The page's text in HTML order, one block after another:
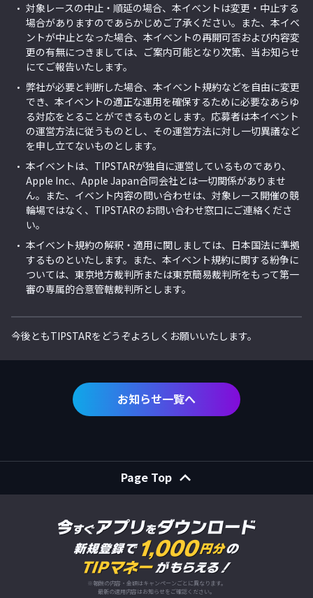
対象レースの中止・順延の場合、本イベントは変更・中止する
場合がありますのであらかじめご了承ください。また、本イベ
ントが中止となった場合、本イベントの再開可否および内容変
更の有無につきましては、ご案内可能となり次第、当お知らせ
にてご報告いたします。
弊社が必要と判断した場合、本イベント規約などを自由に変更
でき、本イベントの適正な運用を確保するために必要なあらゆ
る対応をとることができるものとします。応募者は本イベント
の運営方法に従うものとし、その運営方法に対し一切異議など
を申し立てないものとします。
本イベントは、TIPSTARが独自に運営しているものであり、
Apple Inc.、Apple Japan合同会社とは一切関係がありませ
ん。また、イベント内容の問い合わせは、対象レース開催の競
輪場ではなく、TIPSTARのお問い合わせ窓口にご連絡くださ
い。
本イベント規約の解釈・適用に関しましては、日本国法に準拠
するものといたします。また、本イベント規約に関する紛争に
ついては、東京地方裁判所または東京簡易裁判所をもって第一
審の専属的合意管轄裁判所とします。
今後ともTIPSTARをどうぞよろしくお願いいたします。
お知らせ一覧へ
Page Top
※報酬の内容・金額はキャンペーンごとに異なります。
最新の適用内容はお知らせをご確認ください。